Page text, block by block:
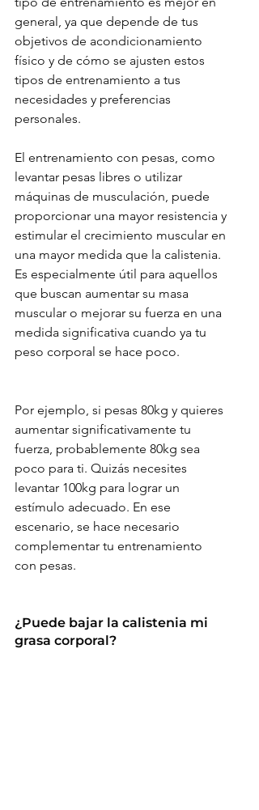
general, ya que depende de tus
objetivos de acondicionamiento
físico y de cómo se ajusten estos
tipos de entrenamiento a tus
necesidades y preferencias
personales.
El entrenamiento con pesas, como
levantar pesas libres o utilizar
máquinas de musculación, puede
proporcionar una mayor resistencia y
estimular el crecimiento muscular en
una mayor medida que la calistenia.
Es especialmente útil para aquellos
que buscan aumentar su masa
muscular o mejorar su fuerza en una
medida significativa cuando ya tu
peso corporal se hace poco.
Por ejemplo, si pesas 80kg y quieres
aumentar significativamente tu
fuerza, probablemente 80kg sea
poco para ti. Quizás necesites
levantar 100kg para lograr un
estímulo adecuado. En ese
escenario, se hace necesario
complementar tu entrenamiento
con pesas.
¿Puede bajar la calistenia mi
grasa corporal?